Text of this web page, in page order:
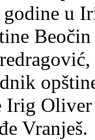
u
Irig
Vranješ.